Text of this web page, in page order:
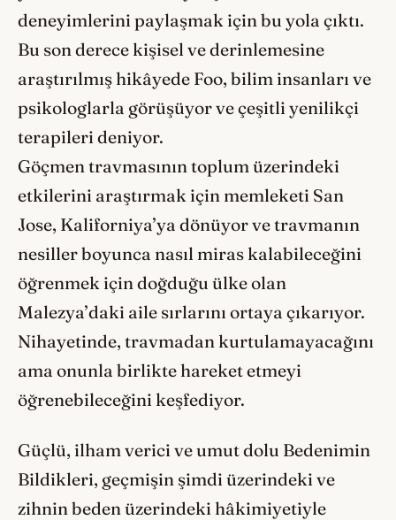
deneyimlerini paylaşmak için bu yola çıktı.
Bu son derece kişisel ve derinlemesine
araştırılmış hikâyede Foo, bilim insanları ve
psikologlarla görüşüyor ve çeşitli yenilikçi
terapileri deniyor.
Göçmen travmasının toplum üzerindeki
etkilerini araştırmak için memleketi San
Jose, Kaliforniya’ya dönüyor ve travmanın
nesiller boyunca nasıl miras kalabileceğini
öğrenmek için doğduğu ülke olan
Malezya’daki aile sırlarını ortaya çıkarıyor.
Nihayetinde, travmadan kurtulamayacağını
ama onunla birlikte hareket etmeyi
öğrenebileceğini keşfediyor.
Güçlü, ilham verici ve umut dolu Bedenimin
Bildikleri, geçmişin şimdi üzerindeki ve
zihnin beden üzerindeki hâkimiyetiyle